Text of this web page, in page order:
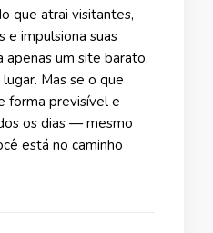
que atrai visitantes,
e impulsiona suas
apenas um site barato,
Mas se o que
forma previsível e
os dias — mesmo
está no caminho